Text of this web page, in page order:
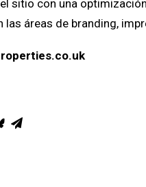
sitio con una
las áreas de branding,